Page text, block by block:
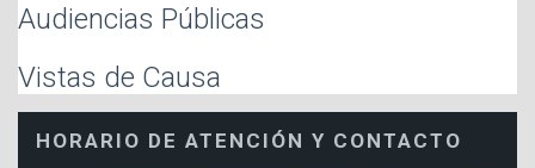
Audiencias Públicas
Vistas de Causa
HORARIO DE ATENCIÓN Y CONTACTO